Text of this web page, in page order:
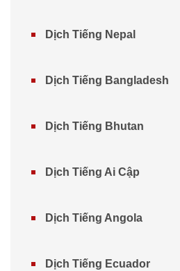
Dịch Tiếng Nepal
Dịch Tiếng Bangladesh
Dịch Tiếng Bhutan
Dịch Tiếng Ai Cập
Dịch Tiếng Angola
Dịch Tiếng Ecuador